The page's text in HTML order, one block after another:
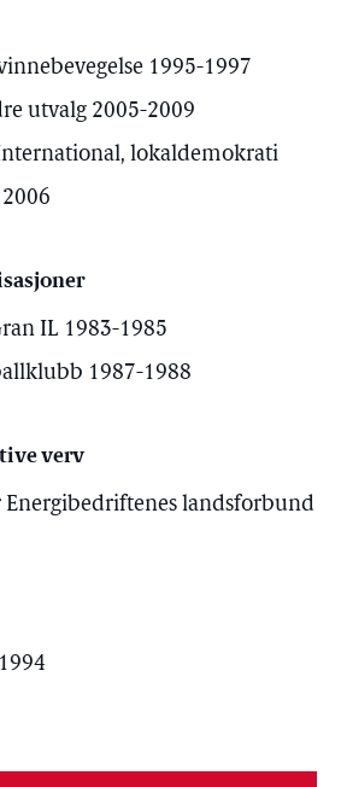
1995-1997
utvalg 2005-2009
lokaldemokrati
IL 1983-1985
1987-1988
verv
landsforbund